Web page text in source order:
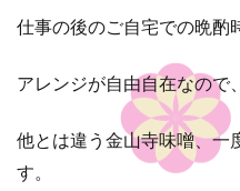
仕事の後のご自宅での晩酌
アレンジが自由自在なので
他とは違う金山寺味噌、一
す。